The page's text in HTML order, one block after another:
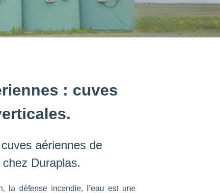
: cuves
aériennes de
Duraplas.
la défense incendie, l’eau est une